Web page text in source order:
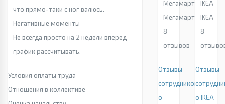
что прямо-таки с ног валюсь.
Негативные моменты
Не всегда просто на 2 недели вперед
график рассчитывать.
Условия оплаты труда
Отношения в коллективе
Мегамарт
8
отзывов
Отзывы
сотрудников
о
IKEA
8
Отзывы
о IKEA